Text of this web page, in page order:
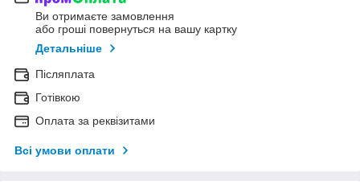
Ви отримаєте замовлення
або гроші повернуться на вашу картку
Детальніше
Післяплата
Готівкою
Оплата за реквізитами
Всі умови оплати